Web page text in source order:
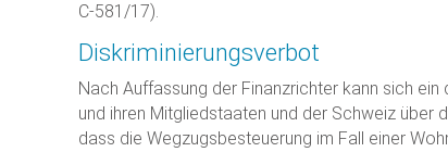
C-581/17).
Diskriminierungsverbot
Nach Auffassung der Finanzrichter kann sich
und ihren Mitgliedstaaten und der Schweiz über
dass die Wegzugsbesteuerung im Fall einer